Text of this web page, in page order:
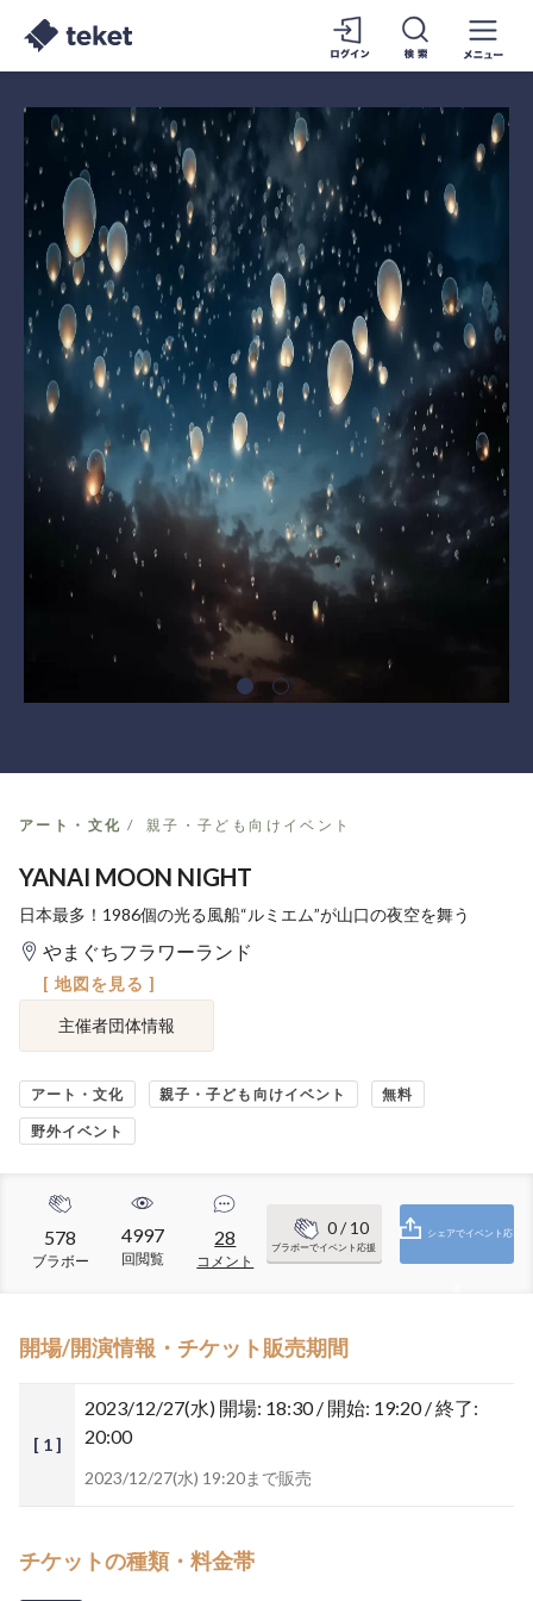
アート・文化 親子・子ども向けイベント
YANAI MOON NIGHT
日本最多！1986個の光る風船“ルミエム”が山口の夜空を舞う
やまぐちフラワーランド
[ 地図を見る ]
主催者団体情報
アート・文化 親子・子ども向けイベント 無料
野外イベント
578
ブラボー
4997
回閲覧
28
コメント
0/ 10
ブラボーでイベント応援
シェアでイベント応
開場/開演情報・チケット販売期間
[ 1 ]
2023/12/27(水) 開場: 18:30 / 開始: 19:20 / 終了:
20:00
2023/12/27(水) 19:20まで販売
チケットの種類・料金帯